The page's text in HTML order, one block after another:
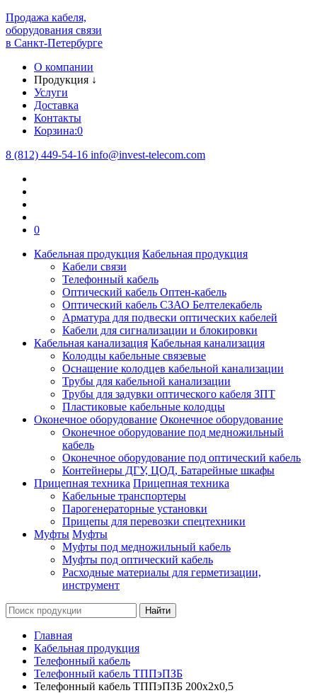
Продажа кабеля,
оборудования связи
в Санкт-Петербурге
О компании
Продукция ↓
Услуги
Доставка
Контакты
Корзина:0
8 (812) 449-54-16 info@invest-telecom.com
0
Кабельная продукция Кабельная продукция
Кабели связи
Телефонный кабель
Оптический кабель Оптен-кабель
Оптический кабель СЗАО Белтелекабель
Арматура для подвески оптических кабелей
Кабели для сигнализации и блокировки
Кабельная канализация Кабельная канализация
Колодцы кабельные связевые
Оснащение колодцев кабельной канализации
Трубы для кабельной канализации
Трубы для задувки оптического кабеля ЗПТ
Пластиковые кабельные колодцы
Оконечное оборудование Оконечное оборудование
Оконечное оборудование под медножильный
кабель
Оконечное оборудование под оптический кабель
Контейнеры ДГУ, ЦОД, Батарейные шкафы
Прицепная техника Прицепная техника
Кабельные транспортеры
Парогенераторные установки
Прицепы для перевозки спецтехники
Муфты Муфты
Муфты под медножильный кабель
Муфты под оптический кабель
Расходные материалы для герметизации,
инструмент
Главная
Кабельная продукция
Телефонный кабель
Телефонный кабель ТППэПЗБ
Телефонный кабель ТППэПЗБ 200х2х0,5